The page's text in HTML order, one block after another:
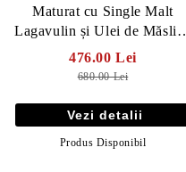
Maturat cu Single Malt
Lagavulin și Ulei de
- 30 zile
476.00 Lei
680.00 Lei
Vezi detalii
Produs Disponibil